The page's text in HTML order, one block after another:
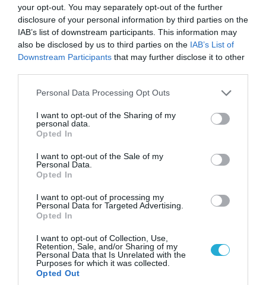
your opt-out. You may separately opt-out of the further
disclosure of your personal information by third parties on the
IAB’s list of downstream participants. This information may
also be disclosed by us to third parties on the IAB’s List of
Downstream Participants that may further disclose it to other
Please note that this website/app uses one or more Google
not limited to your visit or usage behaviour. You may click to
grant or deny consent to Google and its third-party tags to
use your data for below specified purposes in below Google
consent section.
Personal Data Processing Opt Outs
I want to opt-out of the Sharing of my
personal data.
Opted In
I want to opt-out of the Sale of my
Personal Data.
Opted In
I want to opt-out of processing my
Personal Data for Targeted Advertising.
Opted In
I want to opt-out of Collection, Use,
Retention, Sale, and/or Sharing of my
Personal Data that Is Unrelated with the
Purposes for which it was collected.
Opted Out
09.08.2026 | 12:02
Οι Χούθι δοκιμάζουν της αμυντική συμμαχία
Τουρκίας-Σ.Αραβίας – Το παράδοξο των
ελληνικών Patriot στην περιοχή